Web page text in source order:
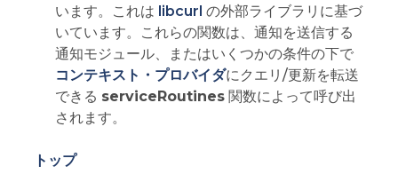
います。これは libcurl の外部ライブラリに基づ
いています。これらの関数は、通知を送信する
通知モジュール、またはいくつかの条件の下で
コンテキスト・プロバイダにクエリ/更新を転送
できる serviceRoutines関数によって呼び出
されます。
トップ